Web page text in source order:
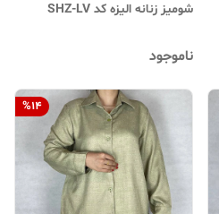
شومیز زنانه الیزه کد SHZ-LV
ناموجود
%14